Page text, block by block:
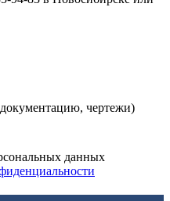
чертежи)
данных